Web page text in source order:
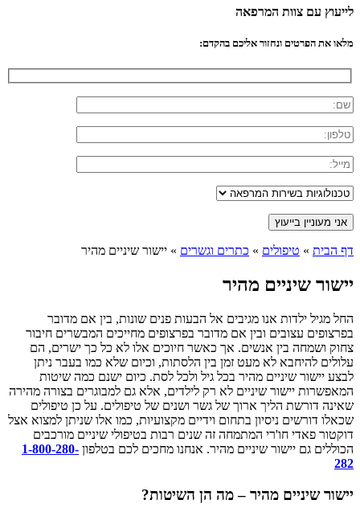
לייעוץ עם צוות המרפאה
מלאו את הפרטים ונחזור אליכם בהקדם:
דף הבית » טיפולים » כתרים וגשרים » יישור שיניים מהיר
יישור שיניים מהיר
החל מגיל ילדות אנו מגיבים אל הבעות פנים שונות, בין אם מדובר
בפרצופים עצובים ובין אם מדובר בפרצופים מחייכים המבשרים חיבור
צחוק ושמחה בין אנשים. אך כאשר חיוכים אלו לא כל כך ישרים, הם
עלולים להיחבא לא מעט זמן בין הלסתות, וכיום שלא כמו בעבר ניתן
לבצע יישור שיניים מהיר בכל גיל ולכל לסת. כיום ישנם כמה שיטות
המאפשרות יישור שיניים לא רק לילדים, אלא גם למבוגרים בצורה מהירה
שאינה דורשת הליך ארוך של גשר ושנים של טיפולים. על כן טיפולים
שכאלו דורשים ניסיון בתחום וידיים מקצועיות, כמו אלו שניתן למצוא אצל
דוקטור פאדי חו'רי המתמחה זה שנים רבות בטיפולי שיניים מורכבים
הכוללים גם יישור שיניים מהיר. אנחנו מחכים לכם בטלפון 1-800-280-
282
יישור שיניים מהיר – מה הן השיטות?